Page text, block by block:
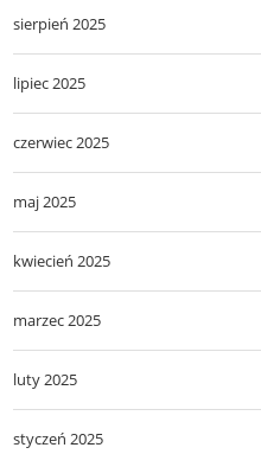
sierpień 2025
lipiec 2025
czerwiec 2025
maj 2025
kwiecień 2025
marzec 2025
luty 2025
styczeń 2025